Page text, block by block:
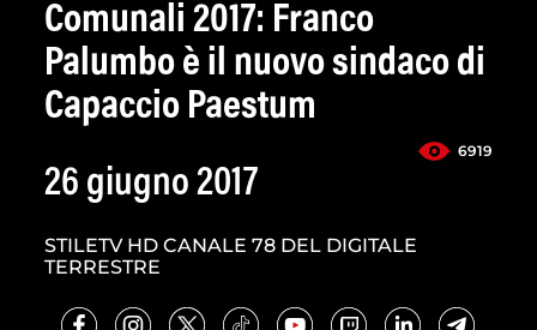
Comunali 2017: Franco
Palumbo è il nuovo sindaco di
Capaccio Paestum
6919
26 giugno 2017
STILETV HD CANALE 78 DEL DIGITALE
TERRESTRE